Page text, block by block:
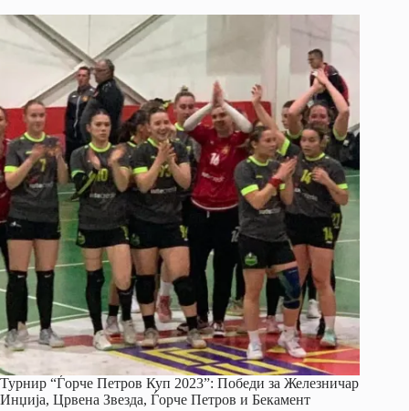
Турнир “Ѓорче Петров Куп 2023”: Победи за Железничар
Инџија, Црвена Звезда, Ѓорче Петров и Бекамент